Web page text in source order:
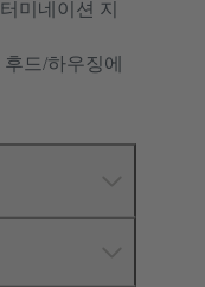
미네이션 지
드/하우징에